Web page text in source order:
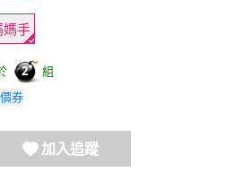
媽手
2
組
券
加入追蹤